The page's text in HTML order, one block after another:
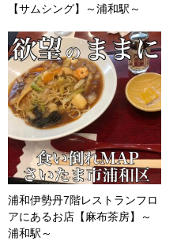
【サムシング】～浦和駅～
浦和伊勢丹7階レストランフロ
アにあるお店【麻布茶房】～
浦和駅～